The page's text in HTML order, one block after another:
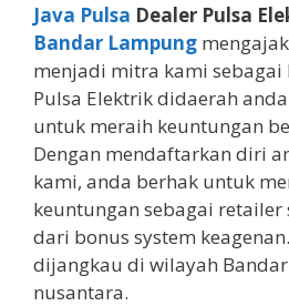
Java Pulsa Dealer Pulsa
Bandar Lampung
menjadi mitra kami
Pulsa Elektrik didaerah
untuk meraih keuntungan
Dengan mendaftarkan diri
kami, anda berhak untuk
keuntungan sebagai retailer
dari bonus system
dijangkau di wilayah
nusantara.